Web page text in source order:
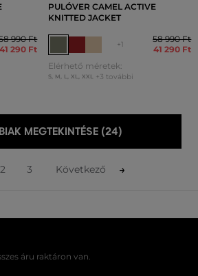
990 Ft
41 290 Ft
PULÓVER CAMEL ACTIVE
KNITTED JACKET
+1
58 990 Ft
41 290 Ft
Elérhető méretek:
S, M, L, XL, XXL +3 további
MEGTEKINTÉSE (24)
2 3 Következő
áru raktáron van.